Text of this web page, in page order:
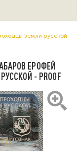
земли русской
ЕРОФЕЙ
- PROOF